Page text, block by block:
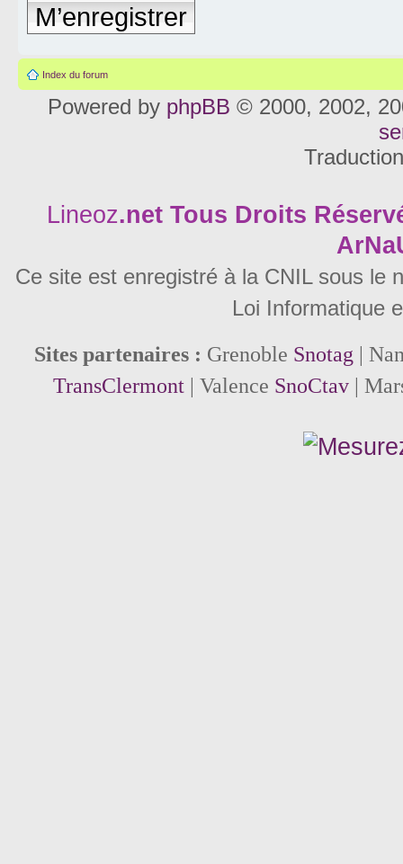
M’enregistrer
Index du forum
Powered by phpBB © 2000, 2002,
Lineoz.net Tous Droits
Ce site est enregistré à la CNIL sous le
Loi Informatique
Sites partenaires : Grenoble Snotag |
TransClermont| Valence SnoCtav|